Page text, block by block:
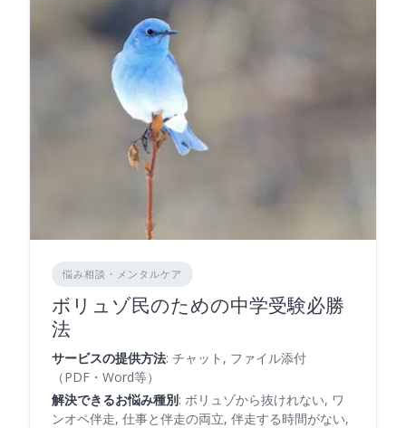
悩み相談・メンタルケア
ボリュゾ民のための中学受験必勝
法
サービスの提供方法: チャット, ファイル添付
（PDF・Word等）
解決できるお悩み種別: ボリュゾから抜けれない, ワ
ンオペ伴走, 仕事と伴走の両立, 伴走する時間がない,